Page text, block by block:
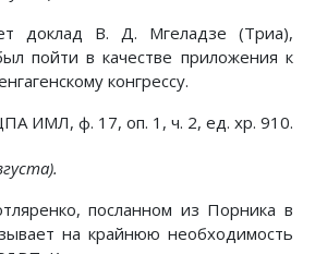
доклад В. Д. Мгеладзе (Триа),
пойти в качестве приложения к
конгрессу.
ИМЛ, ф. 17, оп. 1, ч. 2, ед. хр. 910.
посланном из Порника в
на крайнюю необходимость